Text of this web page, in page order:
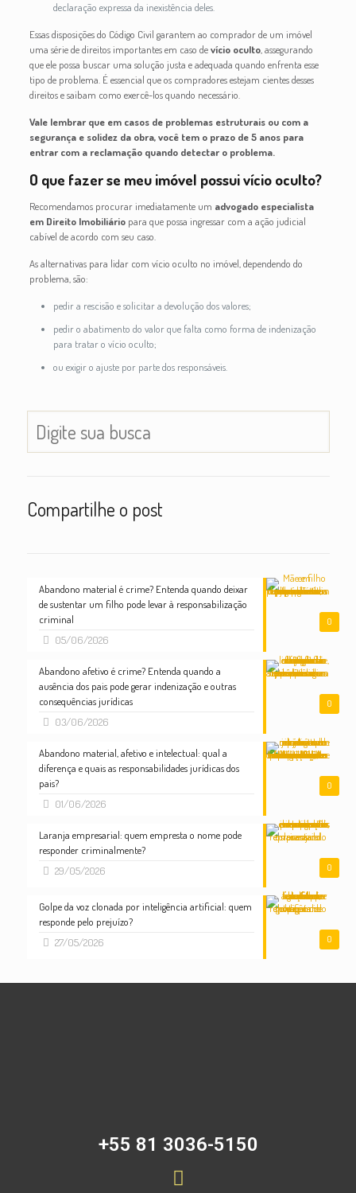
declaração expressa da inexistência deles.
Essas disposições do Código Civil garantem ao comprador de um imóvel
uma série de direitos importantes em caso devício oculto , assegurando
que ele possa buscar uma solução justa e adequada quando enfrenta esse
tipo de problema. É essencial que os compradores estejam cientes desses
direitos e saibam como exercê-los quando necessário.
Vale lembrar que em casos de problemas estruturais ou com a
segurança e solidez da obra, você tem o prazo de 5 anos para
entrar com a reclamação quando detectar o problema.
O que fazer se meu imóvel possui vício oculto?
Recomendamos procurar imediatamente um advogado especialista
em Direito Imobiliário para que possa ingressar com a ação judicial
cabível de acordo com seu caso.
As alternativas para lidar com vício oculto no imóvel, dependendo do
problema, são:
pedir a rescisão e solicitar a devolução dos valores;
pedir o abatimento do valor que falta como forma de indenização
para tratar o vício oculto;
ou exigir o ajuste por parte dos responsáveis.
Compartilhe o post
0
Abandono material é crime? Entenda quando deixar
de sustentar um filho pode levar à responsabilização
criminal
05/06/2026
0
Abandono afetivo é crime? Entenda quando a
ausência dos pais pode gerar indenização e outras
consequências jurídicas
03/06/2026
0
Abandono material, afetivo e intelectual: qual a
diferença e quais as responsabilidades jurídicas dos
pais?
01/06/2026
0
Laranja empresarial: quem empresta o nome pode
responder criminalmente?
29/05/2026
0
Golpe da voz clonada por inteligência artificial: quem
responde pelo prejuízo?
27/05/2026
+55 81 3036-5150